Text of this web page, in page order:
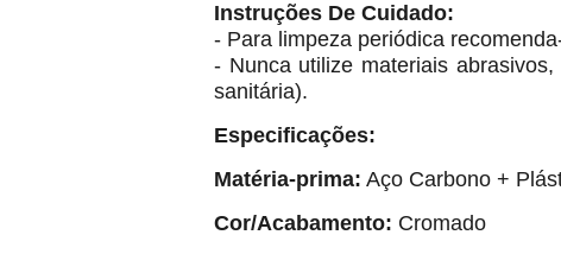
Instruções De Cuidado:
- Para limpeza periódica
- Nunca utilize materiais
sanitária).
Especificações:
Matéria-prima: Aço Carbono +
Cor/Acabamento: Cromado